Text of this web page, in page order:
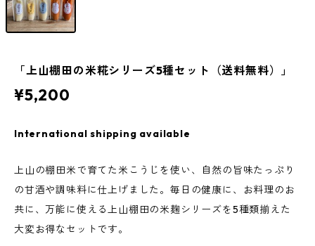
「上山棚田の米糀シリーズ5種セット（送料無料）」
¥5,200
International shipping available
上山の棚田米で育てた米こうじを使い、自然の旨味たっぷり
の甘酒や調味料に仕上げました。毎日の健康に、お料理のお
共に、万能に使える上山棚田の米麹シリーズを5種類揃えた
大変お得なセットです。